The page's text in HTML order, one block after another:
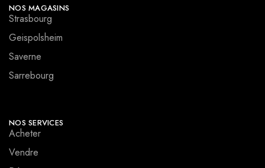
NOS MAGASINS
Strasbourg
Geispolsheim
Saverne
Sarrebourg
NOS SERVICES
Acheter
Vendre